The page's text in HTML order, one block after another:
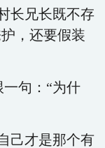
长兄长既不存
，还要假装
一句：“为什
己才是那个有